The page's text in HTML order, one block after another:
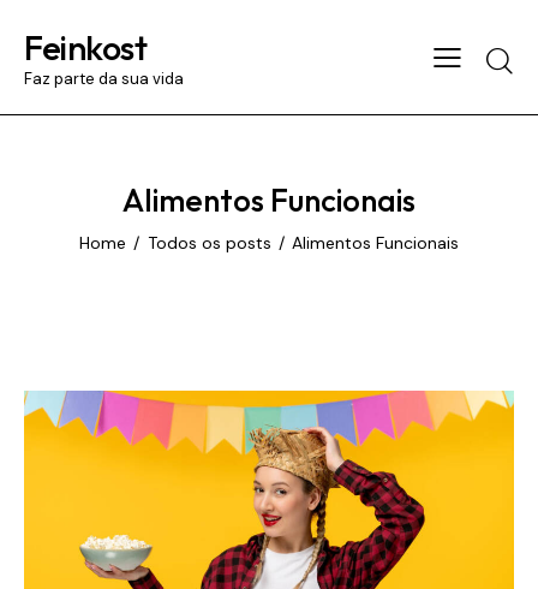
Feinkost
Faz parte da sua vida
Alimentos Funcionais
Home Todos os posts Alimentos Funcionais